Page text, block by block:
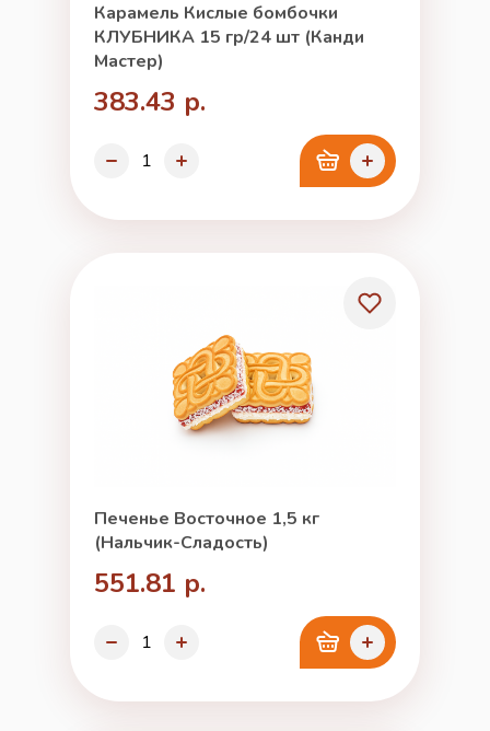
Карамель Кислые бомбочки
КЛУБНИКА 15 гр/24 шт (Канди
Мастер)
383.43 р.
Печенье Восточное 1,5 кг
(Нальчик-Сладость)
551.81 р.